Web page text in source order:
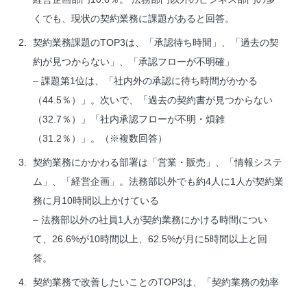
くでも、現状の契約業務に課題があると回答。
契約業務課題のTOP3は、「承認待ち時間」、「過去の契
約が見つからない」、「承認フローが不明確」
– 課題第1位は、「社内外の承認に待ち時間がかかる
（44.5％）」。次いで、「過去の契約書が見つからない
（32.7％）」「社内承認フローが不明・煩雑
（31.2％）」。（※複数回答）
契約業務にかかわる部署は「営業・販売」、「情報システ
ム」、「経営企画」。法務部以外でも約4人に1人が契約業
務に月10時間以上かけている
– 法務部以外の社員1人が契約業務にかける時間につい
て、26.6%が10時間以上、62.5%が月に5時間以上と回
答。
契約業務で改善したいことのTOP3は、「契約業務の効率